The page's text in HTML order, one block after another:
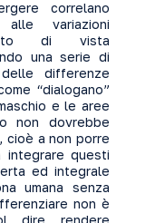
correlano
alle variazioni
di vista
una serie di
differenze
“dialogano”
e le aree
non dovrebbe
cioè a non porre
integrare questi
ed integrale
umana senza
non è
dire rendere